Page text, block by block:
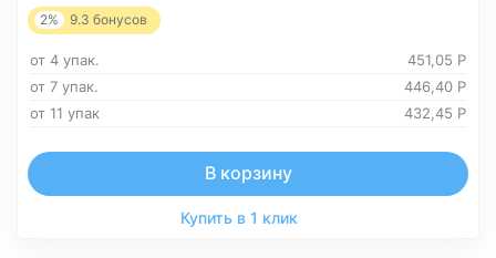
2% 9.3 бонусов
от 4 упак. 451,05 Р
от 7 упак.
446,40 Р
от 11 упак
432,45 Р
В корзину
Купить в 1 клик